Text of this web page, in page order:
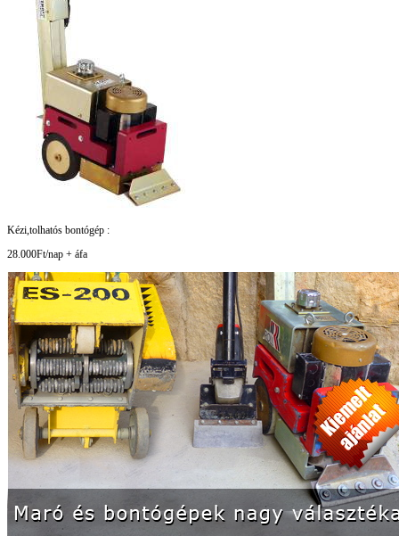
Kézi,tolhatós bontógép :
28.000Ft/nap + áfa